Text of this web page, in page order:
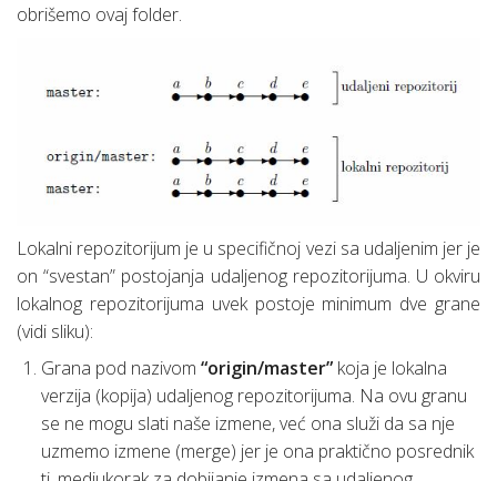
obrišemo ovaj folder.
Lokalni repozitorijum je u specifičnoj vezi sa udaljenim jer je
on “svestan” postojanja udaljenog repozitorijuma. U okviru
lokalnog repozitorijuma uvek postoje minimum dve grane
(vidi sliku):
Grana pod nazivom“origin/master” koja je lokalna
verzija (kopija) udaljenog repozitorijuma. Na ovu granu
se ne mogu slati naše izmene, već ona služi da sa nje
uzmemo izmene (merge) jer je ona praktično posrednik